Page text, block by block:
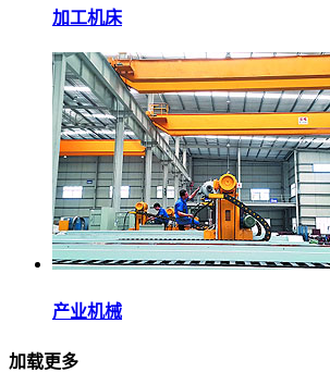
加工机床
产业机械
加载更多